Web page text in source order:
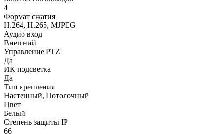
4
Формат сжатия
H.264, H.265, MJPEG
Аудио вход
Внешний
Управление PTZ
Да
ИК подсветка
Да
Тип крепления
Настенный, Потолочный
Цвет
Белый
Степень защиты IP
66